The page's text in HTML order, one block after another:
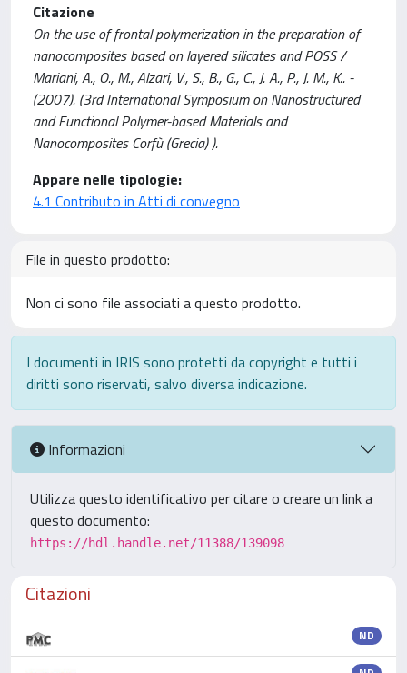
Citazione
On the use of frontal polymerization in the preparation of
nanocomposites based on layered silicates and POSS /
Mariani, A., O., M., Alzari, V., S., B., G., C., J. A., P., J. M., K.. -
(2007). (3rd International Symposium on Nanostructured
and Functional Polymer-based Materials and
Nanocomposites Corfù (Grecia) ).
Appare nelle tipologie:
4.1 Contributo in Atti di convegno
File in questo prodotto:
Non ci sono file associati a questo prodotto.
I documenti in IRIS sono protetti da copyright e tutti i
diritti sono riservati, salvo diversa indicazione.
Informazioni
Utilizza questo identificativo per citare o creare un link a
questo documento:
https://hdl.handle.net/11388/139098
Citazioni
ND